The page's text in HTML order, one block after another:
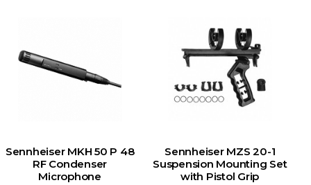
Sennheiser MKH 50 P 48
RF Condenser
Microphone
Sennheiser MZS 20-1
Suspension Mounting Set
with Pistol Grip